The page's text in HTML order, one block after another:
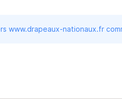
www.drapeaux-nationaux.fr